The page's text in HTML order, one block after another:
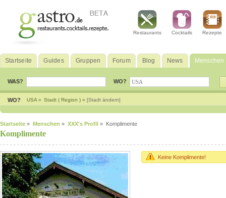
Restaurants Cocktails Rezepte
Startseite Guides Gruppen Forum Blog News Menschen
WAS? WO?
WO? USA » Stadt ( Region ) » [Stadt ändern]
Startseite » Menschen » XXX's Profil » Komplimente
Komplimente
Keine Komplimente!